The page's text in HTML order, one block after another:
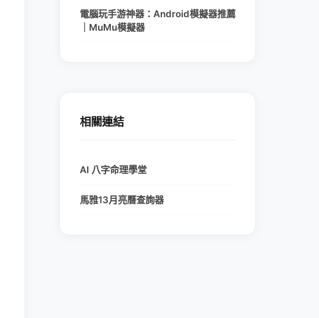
電腦玩手游神器：Android模擬器推薦
｜MuMu模擬器
相關連結
AI 八字命理學堂
馬雅13月亮曆查詢器